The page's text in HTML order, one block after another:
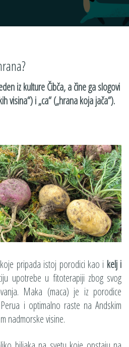
iz kulture Čibča, a čine ga slogovi
visina“) i „ca“ („hrana koja jača“).
pripada istoj porodici kao i kelj i
upotrebe u fitoterapiji zbog svog
Maka (maca) je iz porodice
i optimalno raste na Andskim
nadmorske visine.